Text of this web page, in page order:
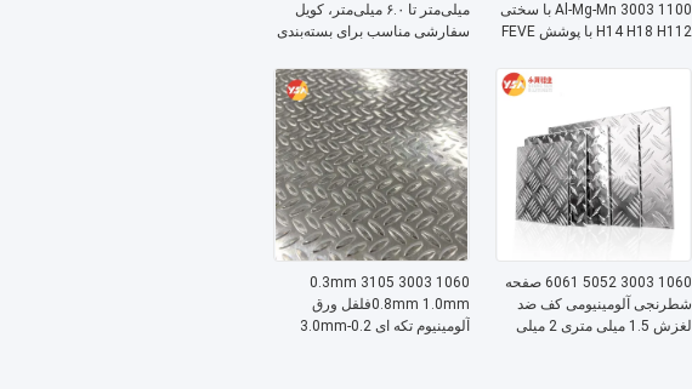
میلی‌متر تا ۶.۰ میلی‌متر، کویل
سفارشی مناسب برای بسته‌بندی
1100 3003 Al-Mg-Mn با سختی
H14 H18 H112 با پوشش FEVE
میلی متر، رنگ سفارشی RAL،
طرح چوب برای دکوراسیون
مبلمان کرکره آسانسور
1060 3003 3105 0.3mm
0.8mm 1.0mmفلفل ورق
آلومینیوم تکه ای 0.2-3.0mm
1060 3003 5052 6061 صفحه
شطرنجی آلومینیومی کف ضد
لغزش 1.5 میلی متری 2 میلی